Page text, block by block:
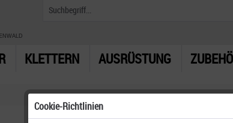
KLETTERN AUSRÜSTUNG
Cookie-Richtlinien